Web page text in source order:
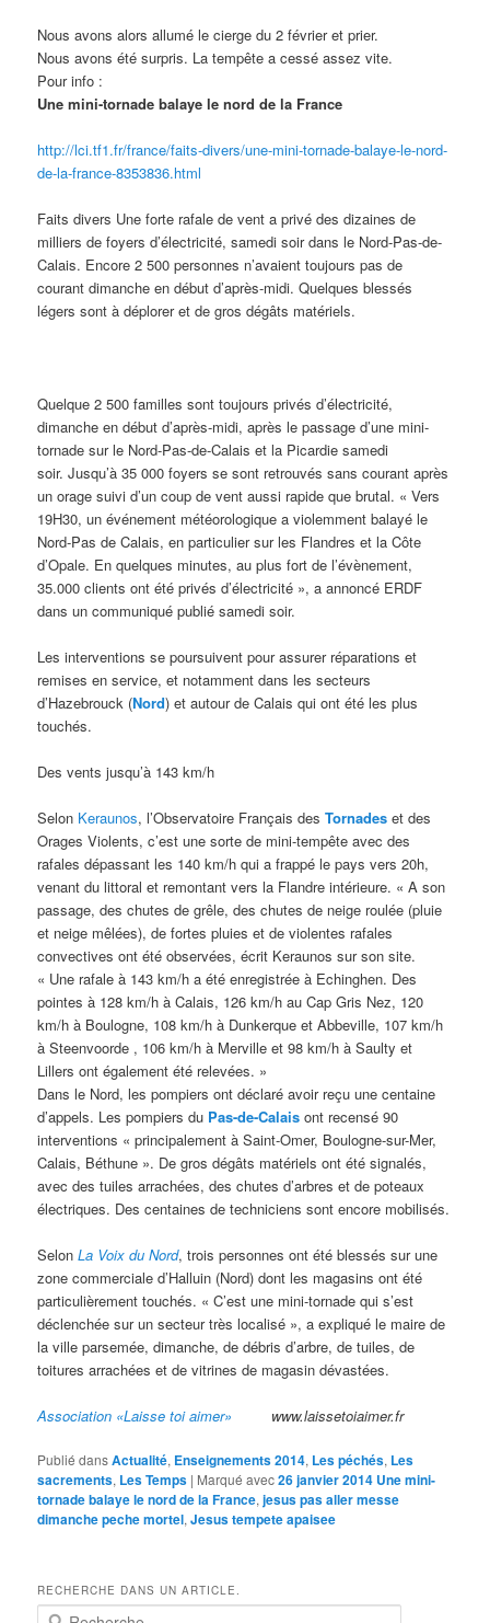
Nous avons alors allumé le cierge du 2 février et prier.
Nous avons été surpris. La tempête a cessé assez vite.
Pour info :
Une mini-tornade balaye le nord de la France
http://lci.tf1.fr/france/faits-divers/une-mini-tornade-balaye-le-nord-
de-la-france-8353836.html
Faits divers Une forte rafale de vent a privé des dizaines de
milliers de foyers d’électricité, samedi soir dans le Nord-Pas-de-
Calais. Encore 2 500 personnes n’avaient toujours pas de
courant dimanche en début d’après-midi. Quelques blessés
légers sont à déplorer et de gros dégâts matériels.
Quelque 2 500 familles sont toujours privés d’électricité,
dimanche en début d’après-midi, après le passage d’une mini-
tornade sur le Nord-Pas-de-Calais et la Picardie samedi
soir. Jusqu’à 35 000 foyers se sont retrouvés sans courant après
un orage suivi d’un coup de vent aussi rapide que brutal. « Vers
19H30, un événement météorologique a violemment balayé le
Nord-Pas de Calais, en particulier sur les Flandres et la Côte
d’Opale. En quelques minutes, au plus fort de l’évènement,
35.000 clients ont été privés d’électricité », a annoncé ERDF
dans un communiqué publié samedi soir.
Les interventions se poursuivent pour assurer réparations et
remises en service, et notamment dans les secteurs
d’Hazebrouck (Nord) et autour de Calais qui ont été les plus
touchés.
Des vents jusqu’à 143 km/h
Selon Keraunos, l’Observatoire Français desTornades et des
Orages Violents, c’est une sorte de mini-tempête avec des
rafales dépassant les 140 km/h qui a frappé le pays vers 20h,
venant du littoral et remontant vers la Flandre intérieure. « A son
passage, des chutes de grêle, des chutes de neige roulée (pluie
et neige mêlées), de fortes pluies et de violentes rafales
convectives ont été observées, écrit Keraunos sur son site.
« Une rafale à 143 km/h a été enregistrée à Echinghen. Des
pointes à 128 km/h à Calais, 126 km/h au Cap Gris Nez, 120
km/h à Boulogne, 108 km/h à Dunkerque et Abbeville, 107 km/h
à Steenvoorde , 106 km/h à Merville et 98 km/h à Saulty et
Lillers ont également été relevées. »
Dans le Nord, les pompiers ont déclaré avoir reçu une centaine
d’appels. Les pompiers du Pas-de-Calais ont recensé 90
interventions « principalement à Saint-Omer, Boulogne-sur-Mer,
Calais, Béthune ». De gros dégâts matériels ont été signalés,
avec des tuiles arrachées, des chutes d’arbres et de poteaux
électriques. Des centaines de techniciens sont encore mobilisés.
SelonLa Voix du Nord, trois personnes ont été blessés sur une
zone commerciale d’Halluin (Nord) dont les magasins ont été
particulièrement touchés. « C’est une mini-tornade qui s’est
déclenchée sur un secteur très localisé », a expliqué le maire de
la ville parsemée, dimanche, de débris d’arbre, de tuiles, de
toitures arrachées et de vitrines de magasin dévastées.
Association «Laisse toi aimer» www.laissetoiaimer.fr
Publié dansActualité, Enseignements 2014, Les péchés, Les
sacrements, Les Temps | Marqué avec26 janvier 2014 Une mini-
tornade balaye le nord de la France,jesus pas aller messe
dimanche peche mortel,Jesus tempete apaisee
RECHERCHE DANS UN ARTICLE.